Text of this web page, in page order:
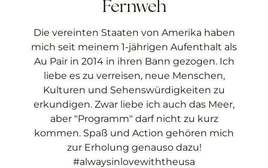
Fernweh
Die vereinten Staaten von Amerika haben
mich seit meinem 1-jährigen Aufenthalt als
Au Pair in 2014 in ihren Bann gezogen. Ich
liebe es zu verreisen, neue Menschen,
Kulturen und Sehenswürdigkeiten zu
erkundigen. Zwar liebe ich auch das Meer,
aber "Programm" darf nicht zu kurz
kommen. Spaß und Action gehören mich
zur Erholung genauso dazu!
#alwaysinlovewiththeusa